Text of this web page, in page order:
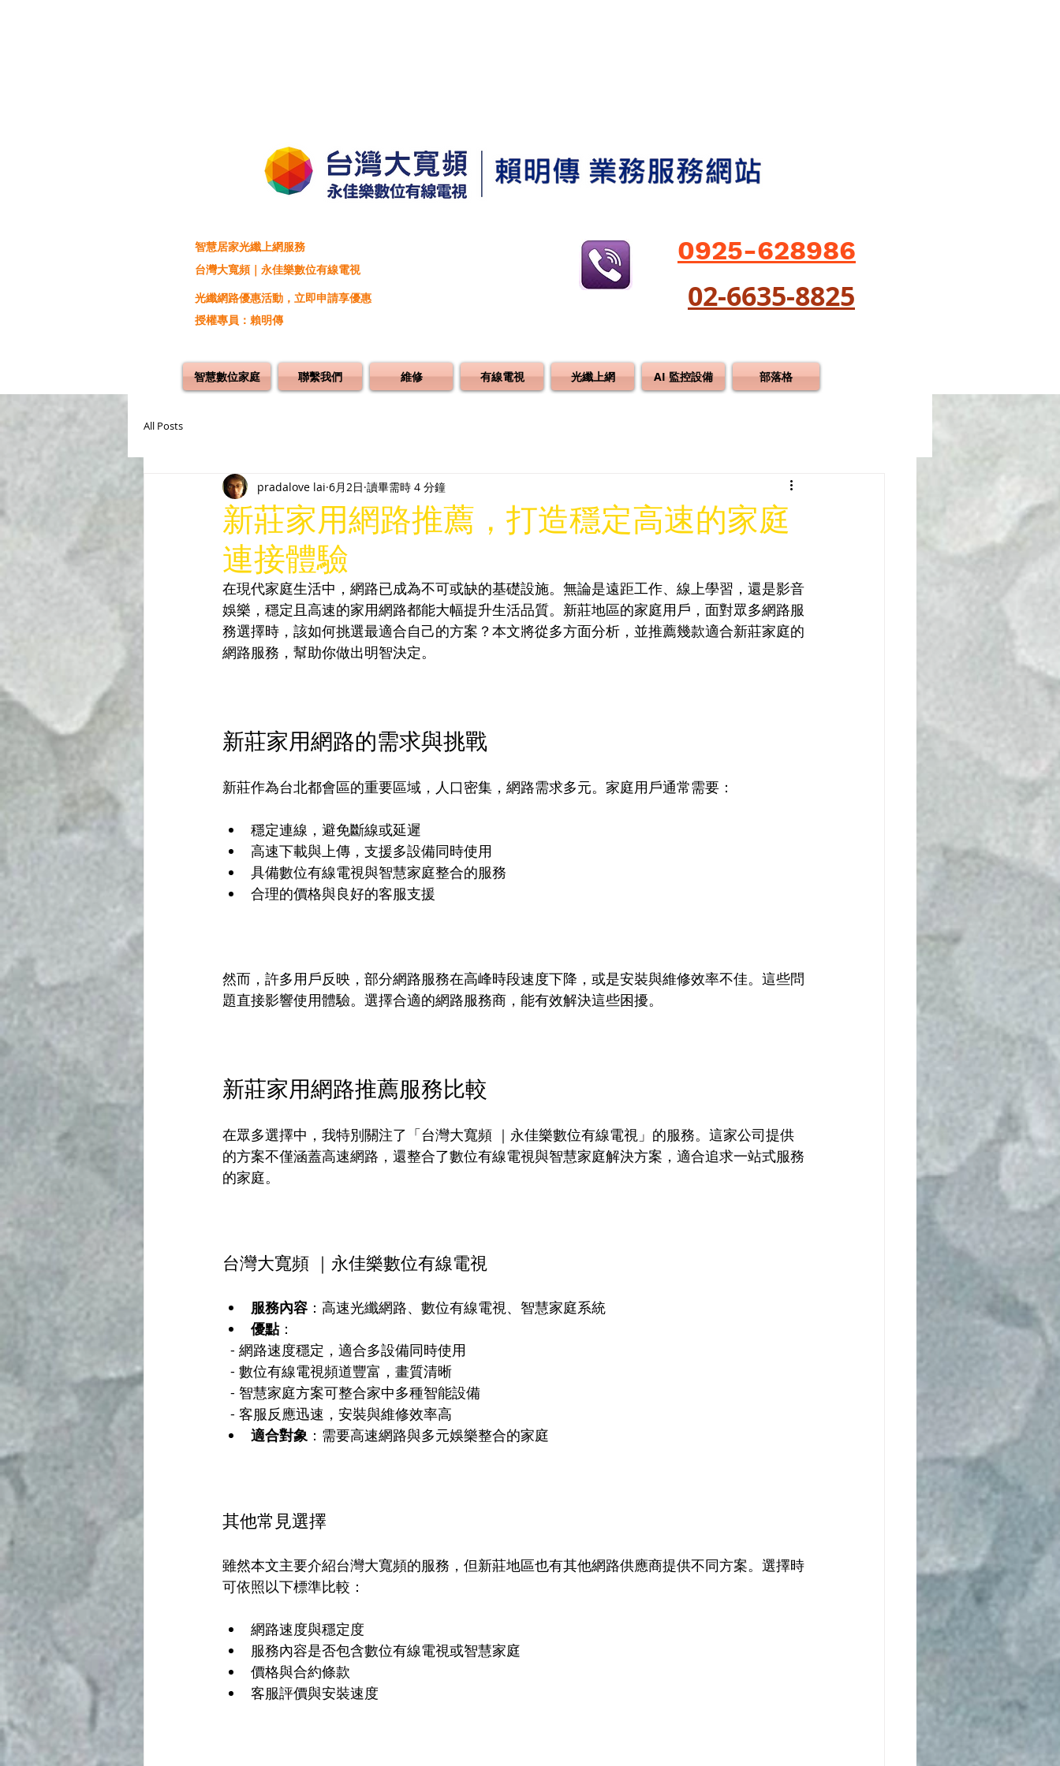
台灣大寬頻｜永佳樂數位有線電視
智慧居家光纖上網服務
光纖網路優惠活動，立即申請享優惠
0925-628986
​02-6635-8825
授權專員：賴明傳
智慧數位家庭 聯繫我們 維修 有線電視 光纖上網 AI 監控設備 部落格
All Posts
新莊家用網路推薦，打造穩定高速的家庭
連接體驗
pradalove lai 6月2日 讀畢需時 4 分鐘
在現代家庭生活中，網路已成為不可或缺的基礎設施。無論是遠距工作、線上學習，還是影音
娛樂，穩定且高速的家用網路都能大幅提升生活品質。新莊地區的家庭用戶，面對眾多網路服
務選擇時，該如何挑選最適合自己的方案？本文將從多方面分析，並推薦幾款適合新莊家庭的
網路服務，幫助你做出明智決定。
新莊家用網路的需求與挑戰
新莊作為台北都會區的重要區域，人口密集，網路需求多元。家庭用戶通常需要：
穩定連線，避免斷線或延遲
高速下載與上傳，支援多設備同時使用
具備數位有線電視與智慧家庭整合的服務
合理的價格與良好的客服支援
然而，許多用戶反映，部分網路服務在高峰時段速度下降，或是安裝與維修效率不佳。這些問
題直接影響使用體驗。選擇合適的網路服務商，能有效解決這些困擾。
新莊家用網路推薦服務比較
在眾多選擇中，我特別關注了「台灣大寬頻 ｜永佳樂數位有線電視」的服務。這家公司提供
的方案不僅涵蓋高速網路，還整合了數位有線電視與智慧家庭解決方案，適合追求一站式服務
的家庭。
台灣大寬頻 ｜永佳樂數位有線電視
服務內容 ：高速光纖網路、數位有線電視、智慧家庭系統
優點：
  - 網路速度穩定，適合多設備同時使用
  - 數位有線電視頻道豐富，畫質清晰
  - 智慧家庭方案可整合家中多種智能設備
  - 客服反應迅速，安裝與維修效率高
適合對象 ：需要高速網路與多元娛樂整合的家庭
其他常見選擇
雖然本文主要介紹台灣大寬頻的服務，但新莊地區也有其他網路供應商提供不同方案。選擇時
可依照以下標準比較：
網路速度與穩定度
服務內容是否包含數位有線電視或智慧家庭
價格與合約條款
客服評價與安裝速度